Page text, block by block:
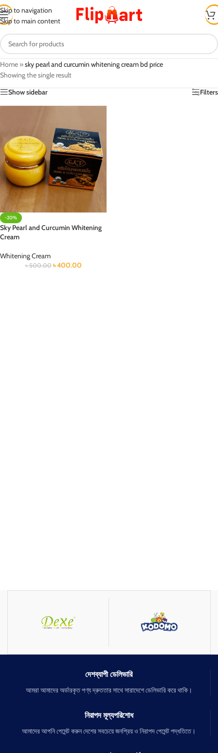
Skip to navigation
Skip to main content
Home »sky pearl and curcumin whitening cream bd price
Showing the single result
Show sidebar
Filters
-20%
Sky Pearl and Curcumin Whitening
Cream
Whitening Cream
৳500.00 ৳400.00
দেশব্যাপী ডেলিভারি
আমরা আমাদের অর্ডারকৃত পণ্য দ্রুততার সাথে সারাদেশে ডেলিভারি করে থাকি।
নিরাপদ মূল্যপরিশোধ
আমাদের আপনি পেমেন্ট করুন দেশের সবচেয়ে জনপ্রিয় ও নিরাপদ পেমেন্ট পদ্ধতিতে।